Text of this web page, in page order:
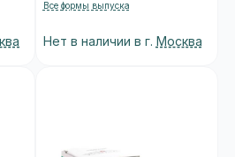
Все формы выпуска
Нет в наличии в г. Москва